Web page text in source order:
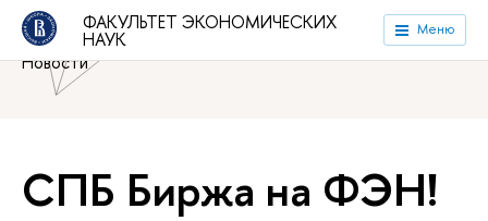
ФАКУЛЬТЕТ ЭКОНОМИЧЕСКИХ
НАУК Меню
Национальный исследовательский университет «Высшая
школа экономики»
Факультет экономических наук
Новости
СПБ Биржа на ФЭН!